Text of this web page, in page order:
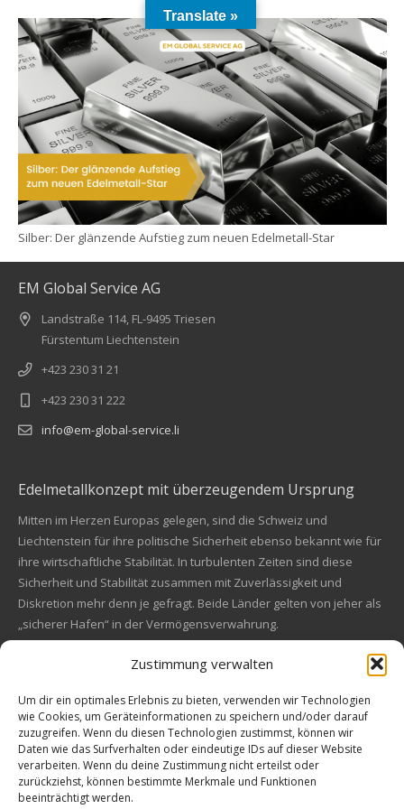
Zustimmung verwalten
Um dir ein optimales Erlebnis zu bieten, verwenden wir Technologien
wie Cookies, um Geräteinformationen zu speichern und/oder darauf
zuzugreifen. Wenn du diesen Technologien zustimmst, können wir
Daten wie das Surfverhalten oder eindeutige IDs auf dieser Website
verarbeiten. Wenn du deine Zustimmung nicht erteilst oder
zurückziehst, können bestimmte Merkmale und Funktionen
beeinträchtigt werden.
Silber: Der glänzende Aufstieg zum neuen Edelmetall-Star
EM Global Service AG
Landstraße 114, FL-9495 Triesen
Fürstentum Liechtenstein
+423 230 31 21
+423 230 31 222
info@em-global-service.li
Edelmetallkonzept mit überzeugendem Ursprung
Mitten im Herzen Europas gelegen, sind die Schweiz und
Liechtenstein für ihre politische Sicherheit ebenso bekannt wie für
ihre wirtschaftliche Stabilität. In turbulenten Zeiten sind diese
Sicherheit und Stabilität zusammen mit Zuverlässigkeit und
Diskretion mehr denn je gefragt. Beide Länder gelten von jeher als
„sicherer Hafen“ in der Vermögensverwahrung.
Financial concept of convincing origin
Located in the heart of Europe, Switzerland and Liechtenstein are
also known for their political safety as for their economic stability.
In these turbulent times, security and stability along with reliability
and discretion are more in demand than ever. Both countries are
always a "safe haven" in asset safe.
Translate »
Kundenbewertungen und Erfahrungen zu
EM Global Service AG